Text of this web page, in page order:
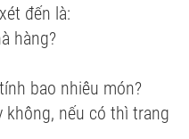
đến là:
hàng?
bao nhiêu món?
không, nếu có thì trang